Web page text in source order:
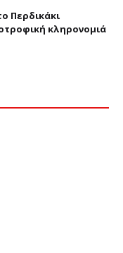
Περδικάκι
κληρονομιά